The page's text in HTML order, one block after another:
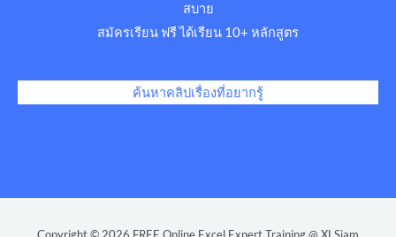
สบาย
สมัครเรียน ฟรี ได้เรียน 10+ หลักสูตร
ค้นหาคลิปเรื่องที่อยากรู้
Copyright © 2026 FREE Online Excel Expert Training @ XLSiam